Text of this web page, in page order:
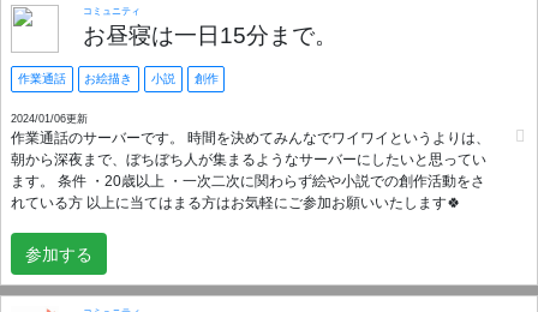
流を持つことが不安な創作者の方々や、精神(メンタル)が脆いサーバー主が
安心して交流を行えることを目的としたサーバーです。 一次創作・二次創
作に関係なく、創作をしている日本語を話せる方なら誰であろうと入る事
が出来ます。
コミュニティ
お昼寝は一日15分まで。
作業通話 お絵描き 小説 創作
2024/01/06更新
作業通話のサーバーです。 時間を決めてみんなでワイワイというよりは、
朝から深夜まで、ぼちぼち人が集まるようなサーバーにしたいと思ってい
ます。 条件 ・20歳以上 ・一次二次に関わらず絵や小説での創作活動をさ
れている方 以上に当てはまる方はお気軽にご参加お願いいたします🍀
参加する